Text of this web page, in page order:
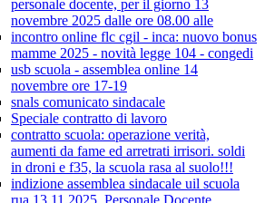
personale docente, per il giorno 13
novembre 2025 dalle ore 08.00 alle
incontro online flc cgil - inca: nuovo bonus
mamme 2025 - novità legge 104 - congedi
usb scuola - assemblea online 14
novembre ore 17-19
snals comunicato sindacale
Speciale contratto di lavoro
contratto scuola: operazione verità,
aumenti da fame ed arretrati irrisori. soldi
in droni e f35, la scuola rasa al suolo!!!
indizione assemblea sindacale uil scuola